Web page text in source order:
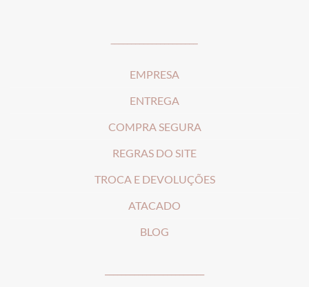
EMPRESA
ENTREGA
COMPRA SEGURA
REGRAS DO SITE
TROCA E DEVOLUÇÕES
ATACADO
BLOG